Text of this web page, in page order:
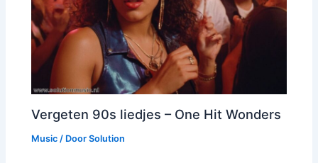
Vergeten 90s liedjes – One Hit Wonders
Music / DoorSolution